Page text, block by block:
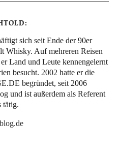
sich seit Ende der 90er
Whisky. Auf mehreren Reisen
Land und Leute kennengelernt
besucht. 2002 hatte er die
begründet, seit 2006
und ist außerdem als Referent
tätig.